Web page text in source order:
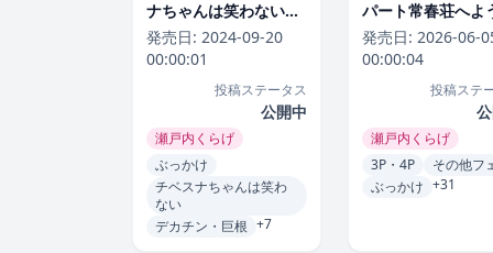
ナちゃんは笑わない
（単話）[瀬戸内くら
げ]
発売日: 2024-09-20
00:00:01
投稿ステータス
公開中
瀬戸内くらげ
ぶっかけ
チベスナちゃんは笑わ
ない
デカチン・巨根 +7
パート常春荘へよ
そ！【完全版】[
くらげ]
発売日: 2026-06-
00:00:04
投稿ステ
瀬戸内くらげ
3P・4P
その他フ
ぶっかけ +31